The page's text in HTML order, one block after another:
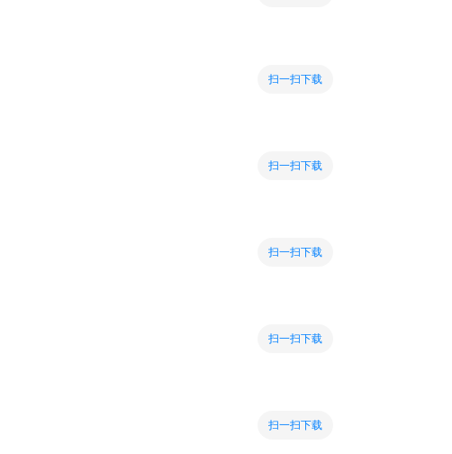
扫一扫下载
扫一扫下载
扫一扫下载
扫一扫下载
扫一扫下载